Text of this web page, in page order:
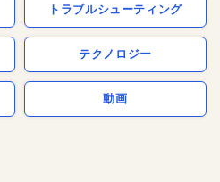
トラブルシューティング
テクノロジー
動画